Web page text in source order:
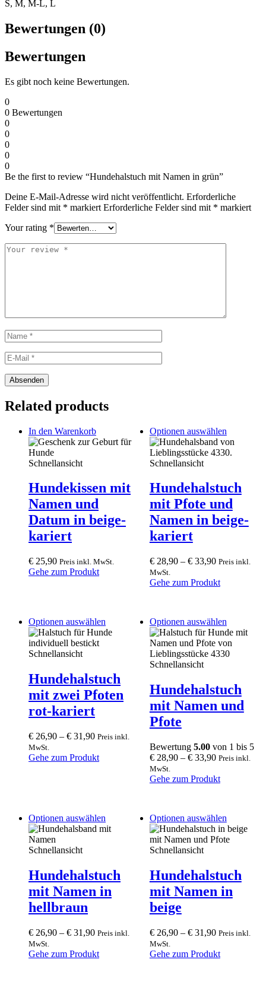
S, M, M-L, L
Bewertungen (0)
Bewertungen
Es gibt noch keine Bewertungen.
0
0 Bewertungen
0
0
0
0
0
Be the first to review “Hundehalstuch mit Namen in grün”
Deine E-Mail-Adresse wird nicht veröffentlicht. Erforderliche
Felder sind mit * markiert Erforderliche Felder sind mit * markiert
Your rating *
Related products
In den Warenkorb
Schnellansicht
Hundekissen mit
Namen und
Datum in beige-
kariert
€ 25,90 Preis inkl. MwSt.
Gehe zum Produkt
Optionen auswählenThis
product
has
The
options
may
be
chosen
product
Schnellansicht
Hundehalstuch
mit Pfote und
Namen in beige-
kariert
€28,90– €33,90 Preis inkl.
MwSt.
Gehe zum Produkt
Optionen auswählen
product
The
options
may
the
Schnellansicht
Hundehalstuch
mit zwei Pfoten
rot-kariert
€ 26,90 – € 31,90 Preis inkl.
MwSt.
Gehe zum Produkt
Optionen auswählenThis
product
has
multiple
options
may
be
product
page
Schnellansicht
Hundehalstuch
mit Namen und
Pfote
Bewertung 5.00von 1 bis 5
€28,90– €33,90 Preis inkl.
MwSt.
Gehe zum Produkt
Optionen auswählen
product
The
options
may
the
Schnellansicht
Hundehalstuch
mit Namen in
hellbraun
€ 26,90 – € 31,90 Preis inkl.
MwSt.
Gehe zum Produkt
Optionen auswählenThis
product
has
The
options
may
the
Schnellansicht
Hundehalstuch
mit Namen in
beige
€26,90– €31,90 Preis inkl.
MwSt.
Gehe zum Produkt